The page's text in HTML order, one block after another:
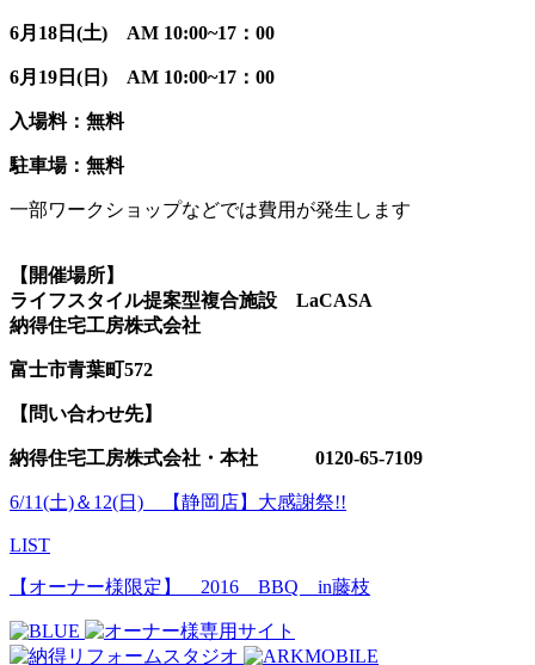
6月18日(土) AM 10:00~17：00
6月19日(日) AM 10:00~17：00
入場料：無料
駐車場：無料
一部ワークショップなどでは費用が発生します
【開催場所】
ライフスタイル提案型複合施設 LaCASA
納得住宅工房株式会社
富士市青葉町572
【問い合わせ先】
納得住宅工房株式会社・本社 0120-65-7109
6/11(土)＆12(日) 【静岡店】大感謝祭!!
LIST
【オーナー様限定】 2016 BBQ in藤枝